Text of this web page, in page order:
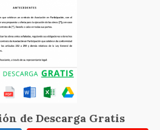
de Descarga Gratis